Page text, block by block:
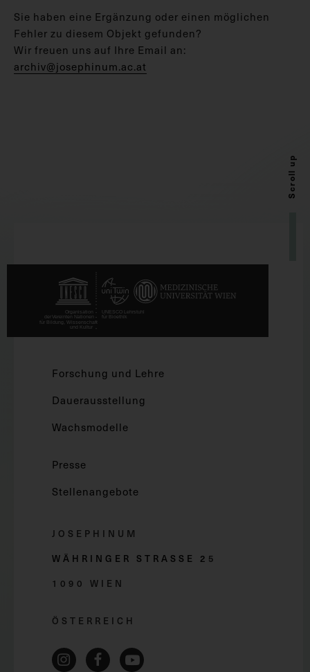
Sie haben eine Ergänzung oder einen möglichen
Fehler zu diesem Objekt gefunden?
Wir freuen uns auf Ihre Email an:
archiv@josephinum.ac.at
Scroll up
Forschung und Lehre
Dauerausstellung
Wachsmodelle
Presse
Stellenangebote
JOSEPHINUM
WÄHRINGER STRASSE 2 5
1090 WIEN
ÖSTERREICH